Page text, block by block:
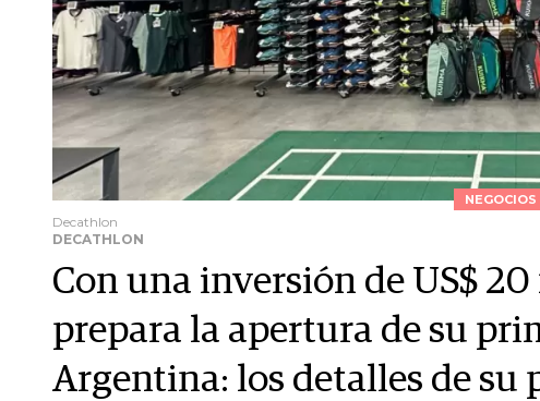
NEGOCIOS
Decathlon
DECATHLON
Con una inversión de US$
prepara la apertura de su
Argentina: los detalles de su